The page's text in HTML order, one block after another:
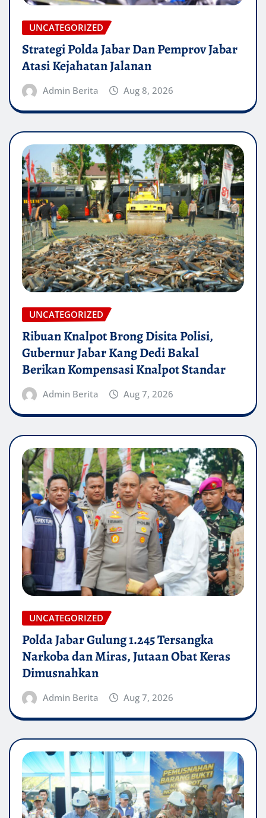
UNCATEGORIZED
Strategi Polda Jabar Dan Pemprov Jabar
Atasi Kejahatan Jalanan
Admin Berita Aug 8, 2026
UNCATEGORIZED
Ribuan Knalpot Brong Disita Polisi,
Gubernur Jabar Kang Dedi Bakal
Berikan Kompensasi Knalpot Standar
Admin Berita Aug 7, 2026
UNCATEGORIZED
Polda Jabar Gulung 1.245 Tersangka
Narkoba dan Miras, Jutaan Obat Keras
Dimusnahkan
Admin Berita Aug 7, 2026